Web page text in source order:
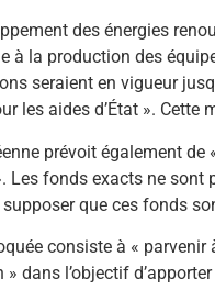
des énergies
à la production des
seraient en vigueur
les aides d’État ». Cette
prévoit également
Les fonds exacts ne sont
que ces fonds
consiste à «
dans l’objectif